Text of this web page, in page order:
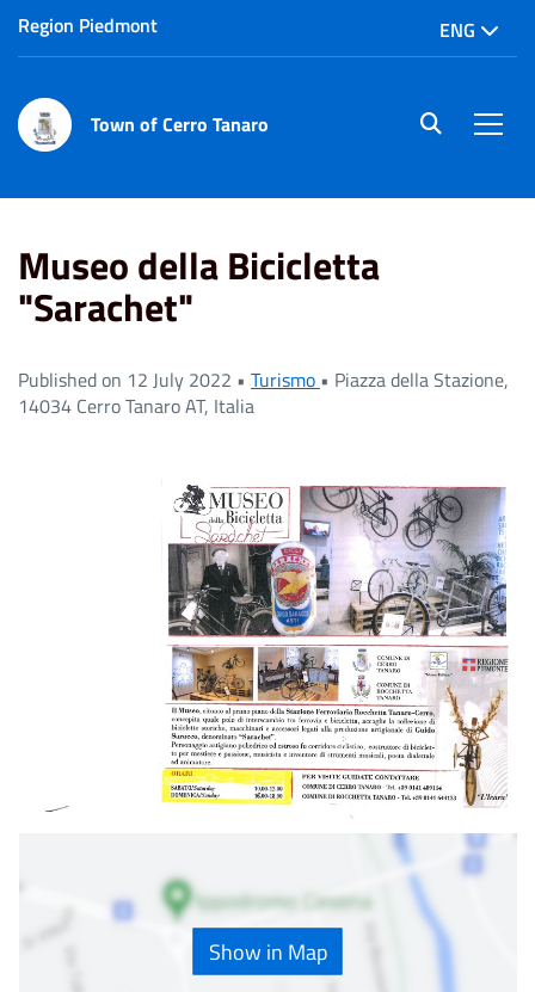
Region Piedmont ENG
Town of Cerro Tanaro site.searc
Museo della Bicicletta
"Sarachet"
Published on 12 July 2022 • Turismo • Piazza della Stazione,
14034 Cerro Tanaro AT, Italia
Show in Map